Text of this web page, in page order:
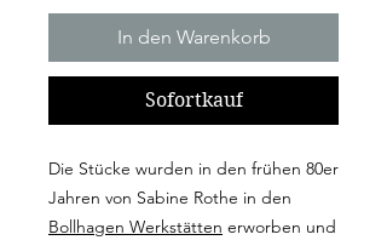
In den Warenkorb
Sofortkauf
Die Stücke wurden in den frühen 80er
Jahren von Sabine Rothe in den
Bollhagen Werkstätten erworben und